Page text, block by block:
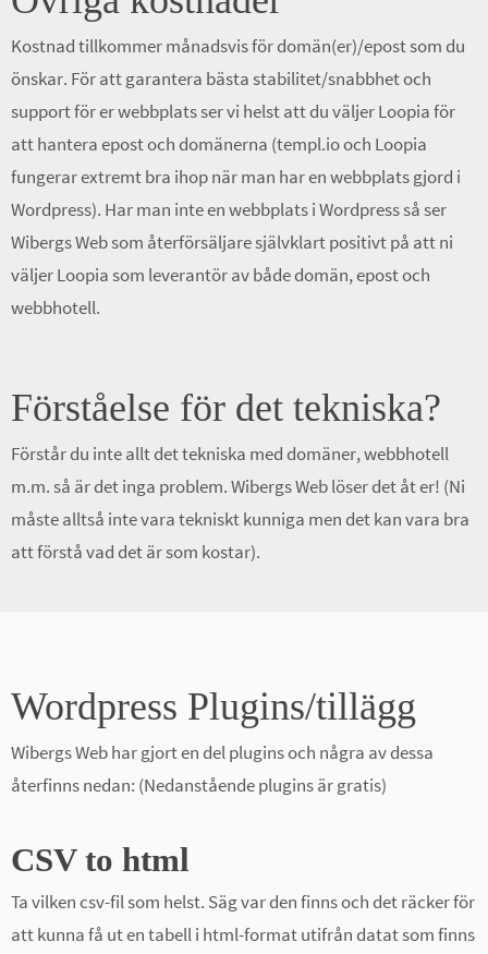
Kostnad tillkommer månadsvis för domän(er)/epost som du
önskar. För att garantera bästa stabilitet/snabbhet och
support för er webbplats ser vi helst att du väljer Loopia för
att hantera epost och domänerna (templ.io och Loopia
fungerar extremt bra ihop när man har en webbplats gjord i
Wordpress). Har man inte en webbplats i Wordpress så ser
Wibergs Web som återförsäljare självklart positivt på att ni
väljer Loopia som leverantör av både domän, epost och
webbhotell.
Förståelse för det tekniska?
Förstår du inte allt det tekniska med domäner, webbhotell
m.m. så är det inga problem. Wibergs Web löser det åt er! (Ni
måste alltså inte vara tekniskt kunniga men det kan vara bra
att förstå vad det är som kostar).
Wordpress Plugins/tillägg
Wibergs Web har gjort en del plugins och några av dessa
återfinns nedan: (Nedanstående plugins är gratis)
CSV to html
Ta vilken csv-fil som helst. Säg var den finns och det räcker för
att kunna få ut en tabell i html-format utifrån datat som finns